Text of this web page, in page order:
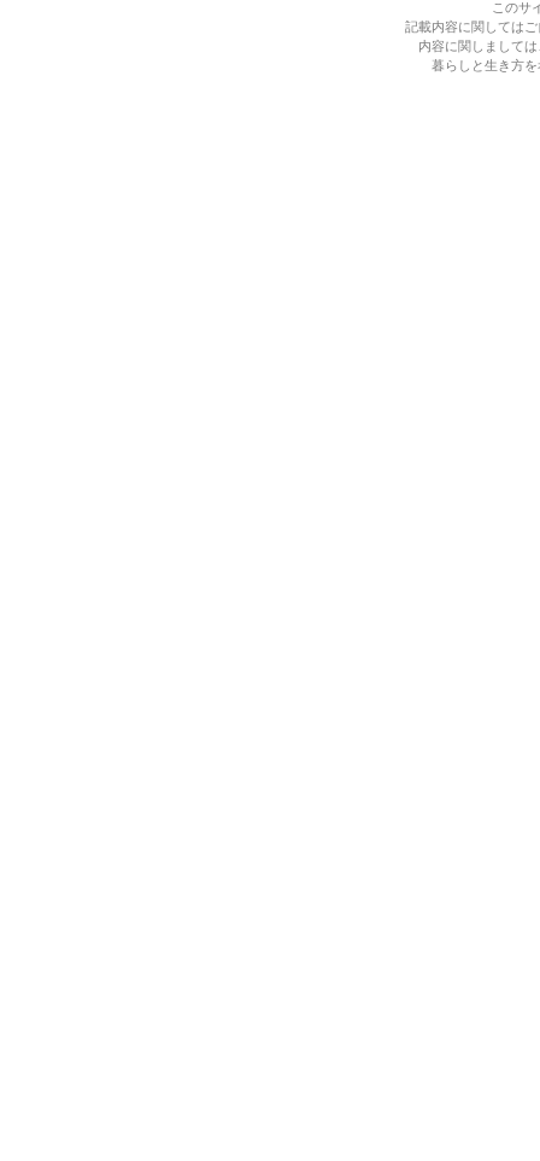
このサ
記載内容に関しては
内容に関しまして
暮らしと生き方